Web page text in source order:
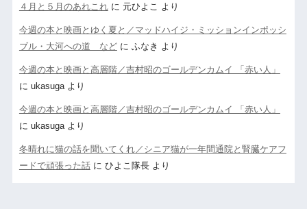
４月と５月のあれこれに 元ひよこ より
今週の本と映画とゆく夏と／マッドハイジ・ミッションインポッシ
ブル・大河への道 などに ふなき より
今週の本と映画と高層階／吉村昭のゴールデンカムイ 「赤い人」
に ukasugaより
今週の本と映画と高層階／吉村昭のゴールデンカムイ 「赤い人」
に ukasugaより
冬晴れに猫の話を聞いてくれ／シニア猫が一年間通院と腎臓ケアフ
ードで頑張った話に ひよこ隊長より